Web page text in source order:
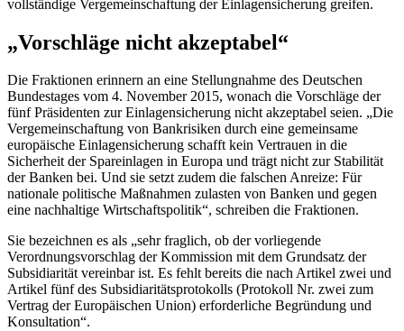
vollständige Vergemeinschaftung der Einlagensicherung greifen.
„Vorschläge nicht akzeptabel“
Die Fraktionen erinnern an eine Stellungnahme des Deutschen
Bundestages vom 4. November 2015, wonach die Vorschläge der
fünf Präsidenten zur Einlagensicherung nicht akzeptabel seien. „Die
Vergemeinschaftung von Bankrisiken durch eine gemeinsame
europäische Einlagensicherung schafft kein Vertrauen in die
Sicherheit der Spareinlagen in Europa und trägt nicht zur Stabilität
der Banken bei. Und sie setzt zudem die falschen Anreize: Für
nationale politische Maßnahmen zulasten von Banken und gegen
eine nachhaltige Wirtschaftspolitik“, schreiben die Fraktionen.
Sie bezeichnen es als „sehr fraglich, ob der vorliegende
Verordnungsvorschlag der Kommission mit dem Grundsatz der
Subsidiarität vereinbar ist. Es fehlt bereits die nach Artikel zwei und
Artikel fünf des Subsidiaritätsprotokolls (Protokoll Nr. zwei zum
Vertrag der Europäischen Union) erforderliche Begründung und
Konsultation“.